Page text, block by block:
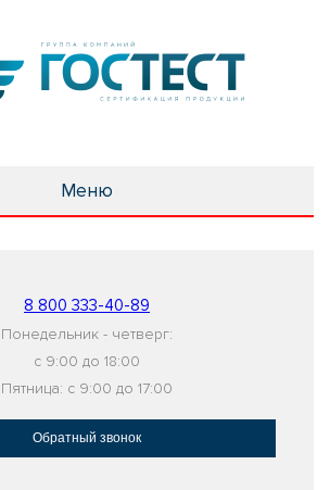
Меню
8 800 333-40-89
Понедельник - четверг:
с 9:00 до 18:00
Пятница: с 9:00 до 17:00
Обратный звонок